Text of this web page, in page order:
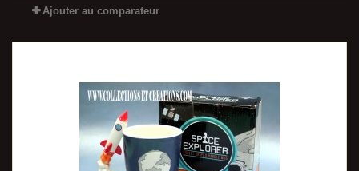
Ajouter au comparateur